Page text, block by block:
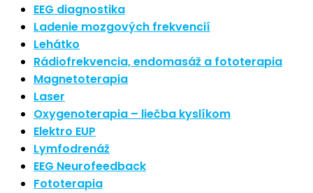
EEG diagnostika
Ladenie mozgových frekvencií
Lehátko
Rádiofrekvencia, endomasáž a fototerapia
Magnetoterapia
Laser
Oxygenoterapia – liečba kyslíkom
Elektro EUP
Lymfodrenáž
EEG Neurofeedback
Fototerapia
Nové polarizované svetlo
So psoriázou netreba žiť
Rozšírenie služieb
Hudba a vývoj mozgu
Najnovšie komentáre
Žiadne komentáre na zobrazenie.
Archív